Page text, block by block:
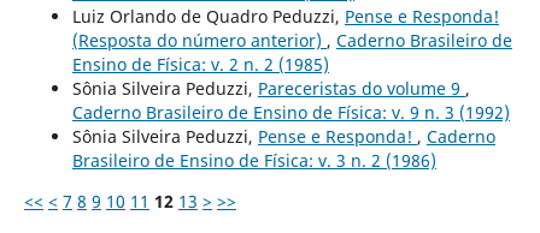
Luiz Orlando de Quadro Peduzzi, Pense e Responda!
(Resposta do número anterior) , Caderno Brasileiro de
Ensino de Física: v. 2 n. 2 (1985)
Sônia Silveira Peduzzi, Pareceristas do volume 9 ,
Caderno Brasileiro de Ensino de Física: v. 9 n. 3 (1992)
Sônia Silveira Peduzzi, Pense e Responda! , Caderno
Brasileiro de Ensino de Física: v. 3 n. 2 (1986)
<< < 7 8 9 10 11 12 13 > >>